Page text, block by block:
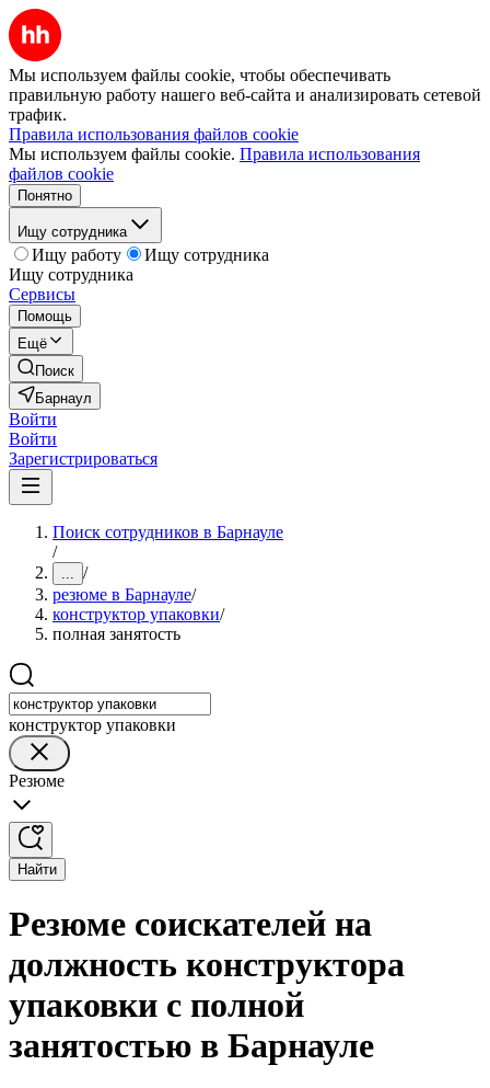
Мы используем файлы cookie, чтобы обеспечивать
правильную работу нашего веб-сайта и анализировать сетевой
трафик.
Правила использования файлов cookie
Мы используем файлы cookie. Правила использования
файлов cookie
Понятно
Ищу сотрудника
Ищу работу
Ищу сотрудника
Ищу сотрудника
Сервисы
Помощь
Ещё
Поиск
Барнаул
Войти
Войти
Зарегистрироваться
Поиск сотрудников в Барнауле
/
... /
резюме в Барнауле/
конструктор упаковки/
полная занятость
конструктор упаковки
Резюме
Найти
Резюме соискателей на
должность конструктора
упаковки с полной
занятостью в Барнауле